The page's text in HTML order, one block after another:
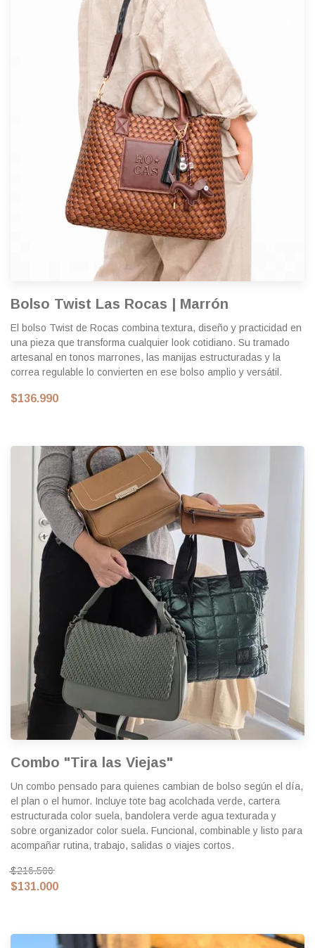
Bolso Twist Las Rocas | Marrón
El bolso Twist de Rocas combina textura, diseño y practicidad en
una pieza que transforma cualquier look cotidiano. Su tramado
artesanal en tonos marrones, las manijas estructuradas y la
correa regulable lo convierten en ese bolso amplio y versátil.
$136.990
Combo "Tira las Viejas"
Un combo pensado para quienes cambian de bolso según el día,
el plan o el humor. Incluye tote bag acolchada verde, cartera
estructurada color suela, bandolera verde agua texturada y
sobre organizador color suela. Funcional, combinable y listo para
acompañar rutina, trabajo, salidas o viajes cortos.
$216.500
$131.000